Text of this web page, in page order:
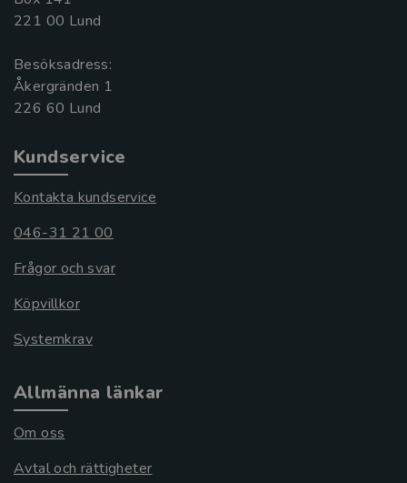
221 00 Lund
Besöksadress:
Åkergränden 1
Kundservice
Kontakta kundservice
046-31 21 00
Frågor och svar
Köpvillkor
Systemkrav
Allmänna länkar
Om oss
Avtal och rättigheter